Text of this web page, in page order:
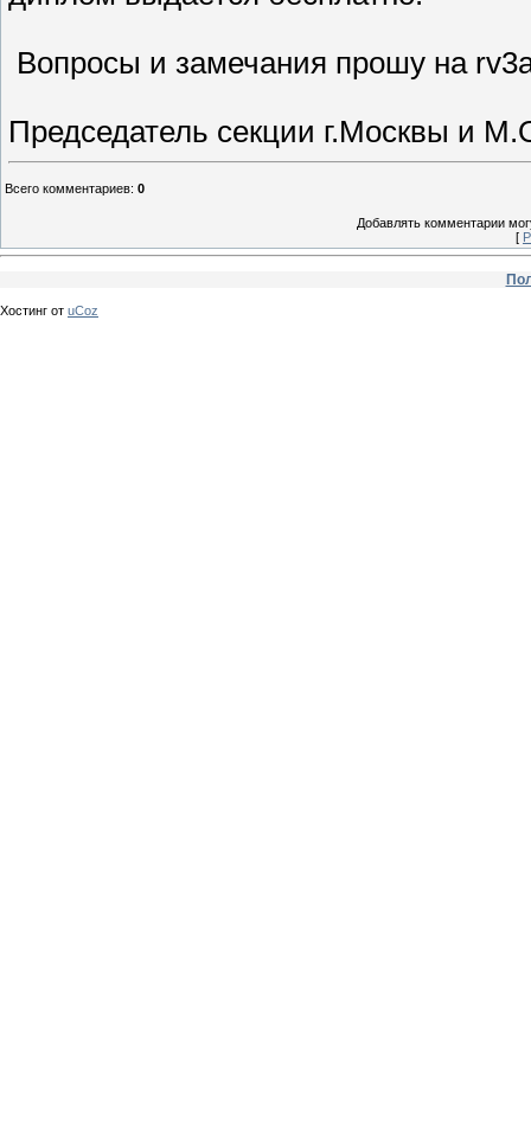
Вопросы и замечания прошу на
Председатель секции г.Москвы и
Всего комментариев: 0
Добавлять комментарии
[
Хостинг от uCoz